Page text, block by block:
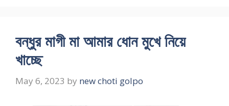
বন্ধুর মাগী মা আমার ধোন মুখে নিয়ে
খাচ্ছে
May 6, 2023 by new choti golpo